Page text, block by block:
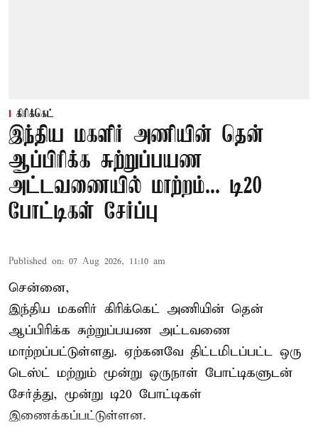
கிரிக்கெட்
இந்திய மகளிர் அணியின் தென்
ஆப்பிரிக்க சுற்றுப்பயண
அட்டவணையில் மாற்றம்... டி20
போட்டிகள் சேர்ப்பு
Published on: 07 Aug 2026, 11:10 am
சென்னை,
இந்திய மகளிர் கிரிக்கெட் அணியின் தென்
ஆப்பிரிக்க சுற்றுப்பயண அட்டவணை
மாற்றப்பட்டுள்ளது. ஏற்கனவே திட்டமிடப்பட்ட ஒரு
டெஸ்ட் மற்றும் மூன்று ஒருநாள் போட்டிகளுடன்
சேர்த்து, மூன்று டி20 போட்டிகள்
இணைக்கப்பட்டுள்ளன.